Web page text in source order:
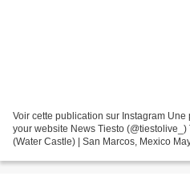
Voir cette publication sur Instagram
your website News Tiesto
(Water Castle) | San Marcos, Mexico